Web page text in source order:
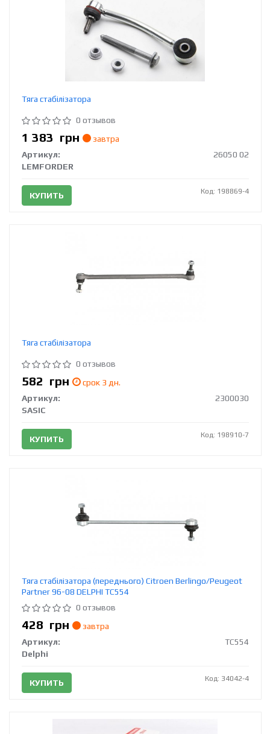
Тяга стабілізатора
0 отзывов
1 383 грн
завтра
Артикул:
26050 02
LEMFORDER
КУПИТЬ Код: 198869-4
Тяга стабілізатора
0 отзывов
582 грн
срок 3 дн.
Артикул:
2300030
SASIC
КУПИТЬ Код: 198910-7
Тяга стабілізатора (переднього) Citroen Berlingo/Peugeot
Partner 96-08 DELPHI TC554
0 отзывов
428 грн
завтра
Артикул:
TC554
Delphi
КУПИТЬ Код: 34042-4